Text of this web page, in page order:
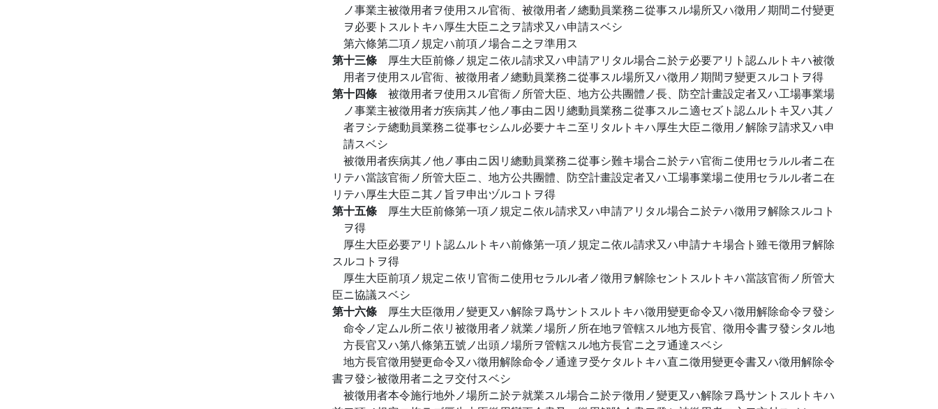
ノ事業主被徵用者ヲ使用スル官衙、被徵用者ノ總動員業務ニ從事スル場所又ハ徵用ノ期間ニ付變更
ヲ必要トスルトキハ厚生大臣ニ之ヲ請求又ハ申請スベシ
第六條第二項ノ規定ハ前項ノ場合ニ之ヲ準用ス
第十三條 厚生大臣前條ノ規定ニ依ル請求又ハ申請アリタル場合ニ於テ必要アリト認ムルトキハ被徵
用者ヲ使用スル官衙、被徵用者ノ總動員業務ニ從事スル場所又ハ徵用ノ期間ヲ變更スルコトヲ得
第十四條 被徵用者ヲ使用スル官衙ノ所管大臣、地方公共團體ノ長、防空計畫設定者又ハ工場事業場
ノ事業主被徵用者ガ疾病其ノ他ノ事由ニ因リ總動員業務ニ從事スルニ適セズト認ムルトキ又ハ其ノ
者ヲシテ總動員業務ニ從事セシムル必要ナキニ至リタルトキハ厚生大臣ニ徵用ノ解除ヲ請求又ハ申
請スベシ
被徵用者疾病其ノ他ノ事由ニ因リ總動員業務ニ從事シ難キ場合ニ於テハ官衙ニ使用セラルル者ニ在
リテハ當該官衙ノ所管大臣ニ、地方公共團體、防空計畫設定者又ハ工場事業場ニ使用セラルル者ニ在
リテハ厚生大臣ニ其ノ旨ヲ申出ヅルコトヲ得
第十五條 厚生大臣前條第一項ノ規定ニ依ル請求又ハ申請アリタル場合ニ於テハ徵用ヲ解除スルコト
ヲ得
厚生大臣必要アリト認ムルトキハ前條第一項ノ規定ニ依ル請求又ハ申請ナキ場合ト雖モ徵用ヲ解除
スルコトヲ得
厚生大臣前項ノ規定ニ依リ官衙ニ使用セラルル者ノ徵用ヲ解除セントスルトキハ當該官衙ノ所管大
臣ニ協議スベシ
第十六條 厚生大臣徵用ノ變更又ハ解除ヲ爲サントスルトキハ徵用變更命令又ハ徵用解除命令ヲ發シ
命令ノ定ムル所ニ依リ被徵用者ノ就業ノ場所ノ所在地ヲ管轄スル地方長官、徵用令書ヲ發シタル地
方長官又ハ第八條第五號ノ出頭ノ場所ヲ管轄スル地方長官ニ之ヲ通達スベシ
地方長官徵用變更命令又ハ徵用解除命令ノ通達ヲ受ケタルトキハ直ニ徵用變更令書又ハ徵用解除令
書ヲ發シ被徵用者ニ之ヲ交付スベシ
被徵用者本令施行地外ノ場所ニ於テ就業スル場合ニ於テ徵用ノ變更又ハ解除ヲ爲サントスルトキハ